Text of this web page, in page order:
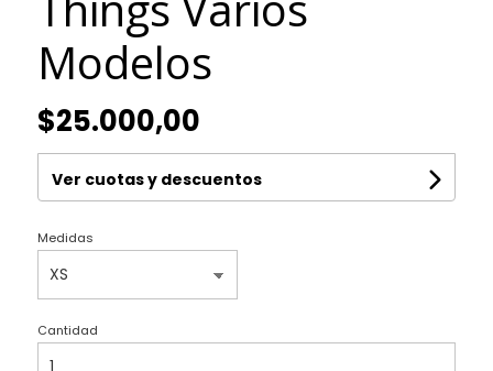
Modelos
$25.000,00
Ver cuotas y descuentos
Medidas
Cantidad